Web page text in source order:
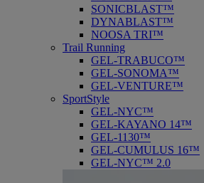
SONICBLAST™
DYNABLAST™
NOOSA TRI™
Trail Running
GEL-TRABUCO™
GEL-SONOMA™
GEL-VENTURE™
SportStyle
GEL-NYC™
GEL-KAYANO 14™
GEL-1130™
GEL-CUMULUS 16™
GEL-NYC™ 2.0